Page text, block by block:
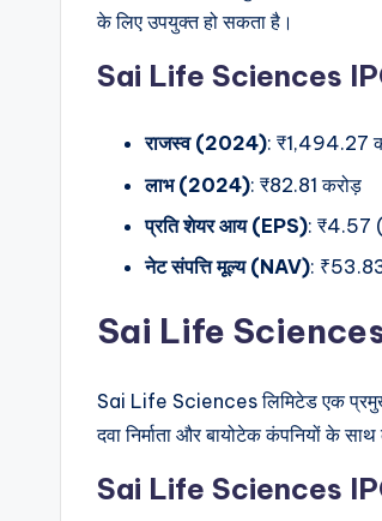
के लिए उपयुक्त हो सकता है।
Sai Life Sciences
राजस्व (2024): ₹1,494.27
लाभ (2024): ₹82.81 करोड़
प्रति शेयर आय (EPS): ₹4.57
नेट संपत्ति मूल्य (NAV):
Sai Life Sciences
Sai Life Sciences लिमिटेड एक
दवा निर्माता और बायोटेक कंपनियों के
Sai Life Sciences IPO